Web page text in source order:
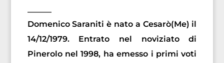
Domenico Saraniti è nato a Cesarò(Me) il
14/12/1979. Entrato nel noviziato di
Pinerolo nel 1998, ha emesso i primi voti